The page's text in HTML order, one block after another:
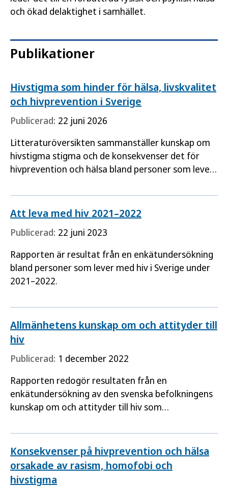
och ökad delaktighet i samhället.
Publikationer
Hivstigma som hinder för hälsa, livskvalitet
och hivprevention i Sverige
Publicerad: 22 juni 2026
Litteraturöversikten sammanställer kunskap om
hivstigma stigma och de konsekvenser det för
hivprevention och hälsa bland personer som lever
Att leva med hiv 2021–2022
Publicerad: 22 juni 2023
Rapporten är resultat från en enkätundersökning
bland personer som lever med hiv i Sverige under
2021–2022.
Allmänhetens kunskap om och attityder till
hiv
Publicerad: 1 december 2022
Rapporten redogör resultaten från en
enkätundersökning av den svenska befolkningens
kunskap om och attityder till hiv som
Konsekvenser på hivprevention och hälsa
orsakade av rasism, homofobi och
hivstigma